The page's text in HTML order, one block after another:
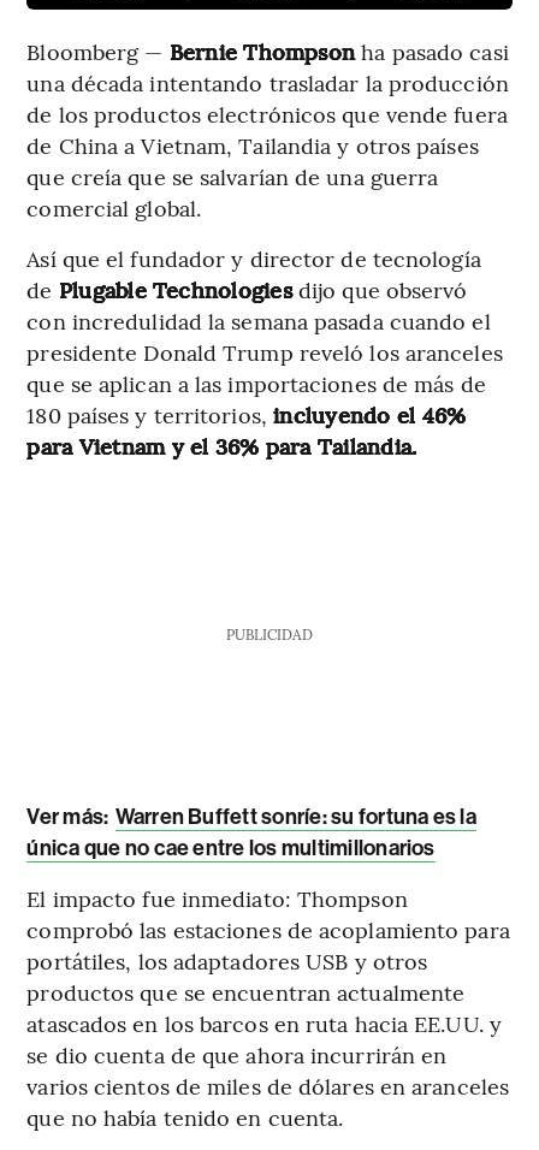
Bloomberg — Bernie Thompsonha pasado casi
una década intentando trasladar la producción
de los productos electrónicos que vende fuera
de China a Vietnam, Tailandia y otros países
que creía que se salvarían de una guerra
comercial global.
Así que el fundador y director de tecnología
de Plugable Technologiesdijo que observó
con incredulidad la semana pasada cuando el
presidente Donald Trump reveló los aranceles
que se aplican a las importaciones de más de
180 países y territorios, incluyendo el 46%
para Vietnam y el 36% para Tailandia.
PUBLICIDAD
Ver más: Warren Buffett sonríe: su fortuna es la
única que no cae entre los multimillonarios
El impacto fue inmediato: Thompson
comprobó las estaciones de acoplamiento para
portátiles, los adaptadores USB y otros
productos que se encuentran actualmente
atascados en los barcos en ruta hacia EE.UU. y
se dio cuenta de que ahora incurrirán en
varios cientos de miles de dólares en aranceles
que no había tenido en cuenta.